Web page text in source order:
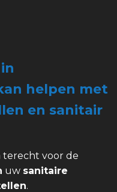
helpen met
en sanitair
terecht voor de
uw sanitaire
.